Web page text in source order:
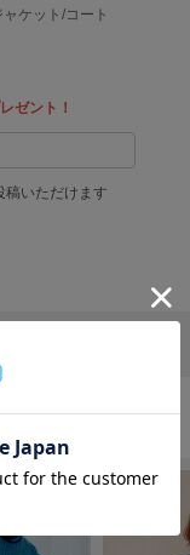
ケット/コート
ゼント！
稿いただけます